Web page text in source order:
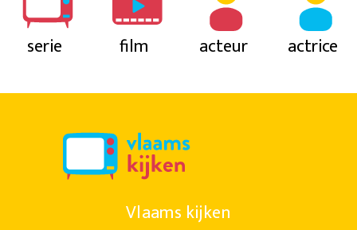
serie film acteur actrice
Vlaams kijken